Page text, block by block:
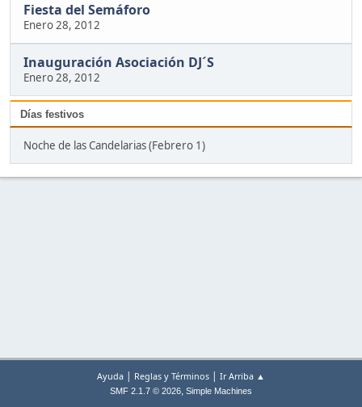
Fiesta del Semáforo
Enero 28, 2012
Inauguración Asociación DJ´S
Enero 28, 2012
Días festivos
Noche de las Candelarias (Febrero 1)
Ayuda | Reglas y Términos | Ir Arriba ▲
SMF 2.1.7 © 2026, Simple Machines